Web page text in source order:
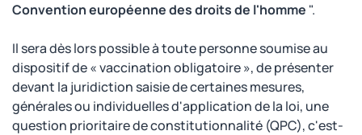
Convention européenne des droits de l'homme ".
Il sera dès lors possible à toute personne soumise au
dispositif de « vaccination obligatoire », de présenter
devant la juridiction saisie de certaines mesures,
générales ou individuelles d'application de la loi, une
question prioritaire de constitutionnalité (QPC), c'est-